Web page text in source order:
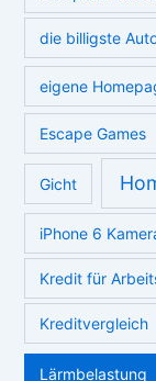
So finden Eltern
Unsichtbare
Erwachsene auf
Abnehmen
Beste Mini